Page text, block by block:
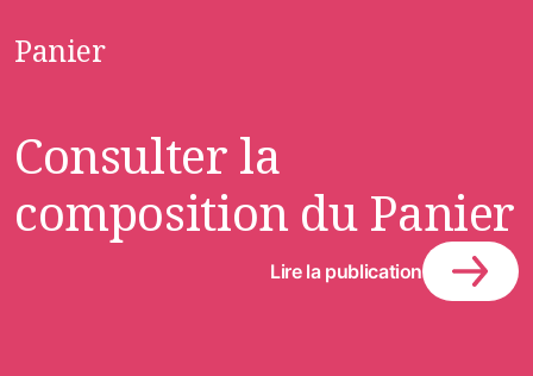
Panier
Consulter la
composition du Panier
Lire la publication